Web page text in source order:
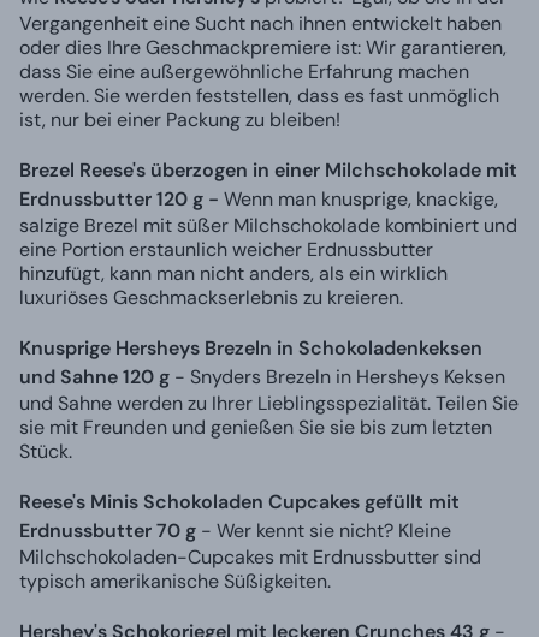
Vergangenheit eine Sucht nach ihnen entwickelt haben
oder dies Ihre Geschmackpremiere ist: Wir garantieren,
dass Sie eine außergewöhnliche Erfahrung machen
werden. Sie werden feststellen, dass es fast unmöglich
ist, nur bei einer Packung zu bleiben!
Brezel Reese's überzogen in einer Milchschokolade mit
Erdnussbutter 120 g - Wenn man knusprige, knackige,
salzige Brezel mit süßer Milchschokolade kombiniert und
eine Portion erstaunlich weicher Erdnussbutter
hinzufügt, kann man nicht anders, als ein wirklich
luxuriöses Geschmackserlebnis zu kreieren.
Knusprige Hersheys Brezeln in Schokoladenkeksen
und Sahne 120 g - Snyders Brezeln in Hersheys Keksen
und Sahne werden zu Ihrer Lieblingsspezialität. Teilen Sie
sie mit Freunden und genießen Sie sie bis zum letzten
Stück.
Reese's Minis Schokoladen Cupcakes gefüllt mit
Erdnussbutter 70 g - Wer kennt sie nicht? Kleine
Milchschokoladen-Cupcakes mit Erdnussbutter sind
typisch amerikanische Süßigkeiten.
Hershey's Schokoriegel mit leckeren Crunches 43 g -